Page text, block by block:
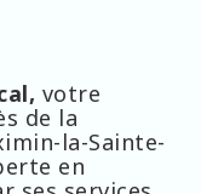
votre
de la
la-Sainte-
en